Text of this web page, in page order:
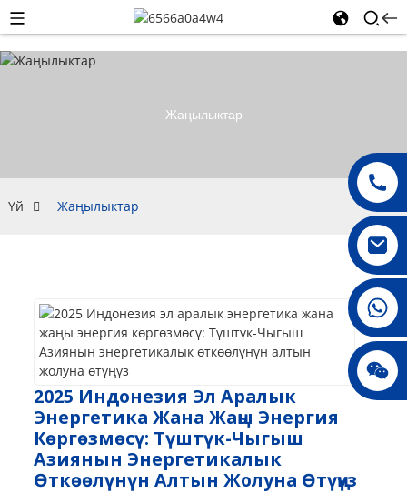
jenny010678
Жаңылыктар
Үй Жаңылыктар
2025 Индонезия Эл Аралык
Энергетика Жана Жаңы Энергия
Көргөзмөсү: Түштүк-Чыгыш
Азиянын Энергетикалык
Өткөөлүнүн Алтын Жолуна Өтүңүз